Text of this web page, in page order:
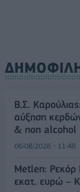
Β.Σ.
αύξηση
& non alcohol
06/08/2026 - 11:48
Metlen: Ρεκόρ
εκατ. ευρώ –